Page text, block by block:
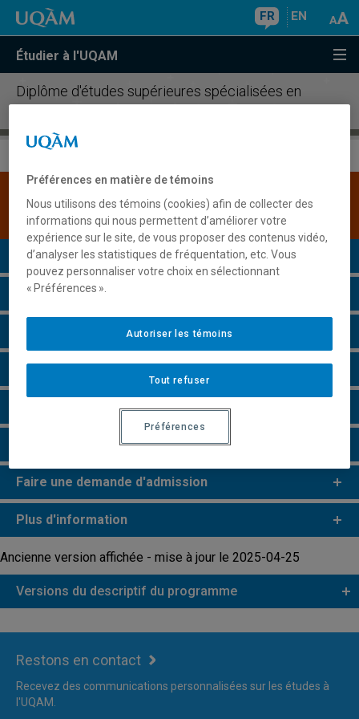
FR EN
Étudier à l'UQAM
Diplôme d'études supérieures spécialisées en
Une version plus récente de ce programme est
disponible.
Cliquez ici pour la consulter
Présentation du programme
Conditions d'admission
Cours à suivre et horaires
Particularités
Perspectives professionnelles
Remarques et règlements
Faire une demande d'admission
Plus d'information
Ancienne version affichée - mise à jour le 2025-04-25
Versions du descriptif du programme
Restons en contact
Recevez des communications personnalisées sur les études à
l'UQAM.
Préférences en matière de témoins
Nous utilisons des témoins (cookies) afin de collecter des
informations qui nous permettent d’améliorer votre
expérience sur le site, de vous proposer des contenus vidéo,
d’analyser les statistiques de fréquentation, etc. Vous
pouvez personnaliser votre choix en sélectionnant
« Préférences ».
Tout refuser
Autoriser les témoins
Préférences